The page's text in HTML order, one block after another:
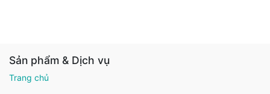
Sản phẩm & Dịch vụ
Trang chủ